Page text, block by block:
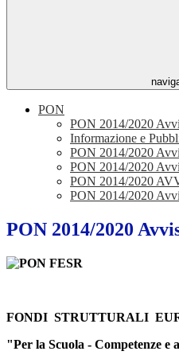
PON
PON 2014/2020
Informazione e
PON 2014/2020
PON 2014/2020
PON 2014/2020
PON 2014/2020
PON 2014/2020
FONDI STRUTTURALI
"Per la Scuola - Competenze